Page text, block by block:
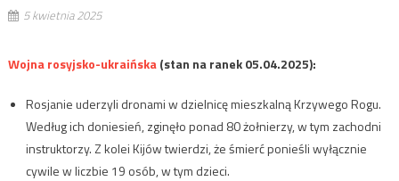
5 kwietnia 2025
Wojna rosyjsko-ukraińska(stan na ranek 05.04.2025):
Rosjanie uderzyli dronami w dzielnicę mieszkalną Krzywego Rogu.
Według ich doniesień, zginęło ponad 80 żołnierzy, w tym zachodni
instruktorzy. Z kolei Kijów twierdzi, że śmierć ponieśli wyłącznie
cywile w liczbie 19 osób, w tym dzieci.